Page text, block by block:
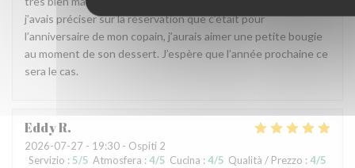
j’avais préciser sur la réservation que c’était pour
l’anniversaire de mon copain, j’aurais aimer une petite bougie
au moment de son dessert. J’espère que l’année prochaine ce
sera le cas.
EddyR
2026-07-27 - 19:30 - Ospiti 2
Servizio : 5/5 Atmosfera : 4/5 Cucina : 4/5 Qualità / Prezzo : 4/5